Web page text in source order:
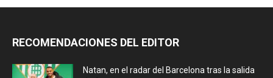
RECOMENDACIONES DEL EDITOR
Natan, en el radar del Barcelona tras la salida